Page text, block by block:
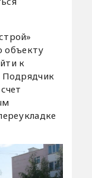
объекту
к
Подрядчик